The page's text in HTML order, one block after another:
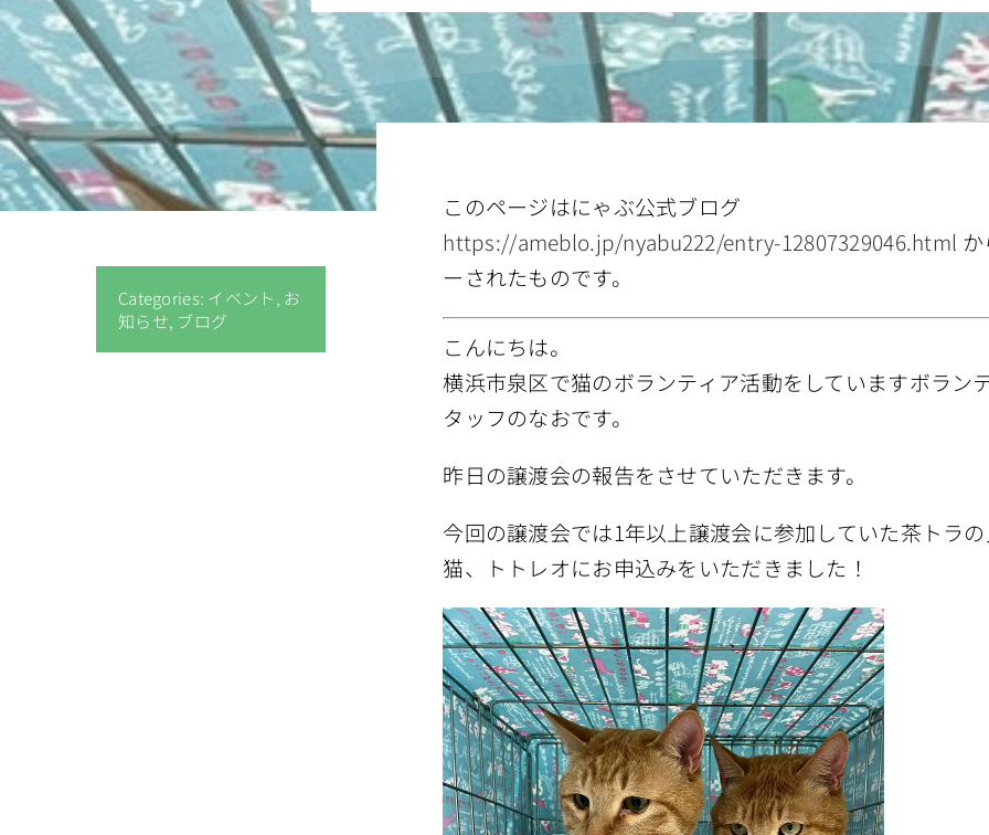
Categories: イベント, お
知らせ, ブログ
このページはにゃぶ公式ブログ
https://ameblo.jp/nyabu222/entry-12807329046.html
ーされたものです。
こんにちは。
横浜市泉区で猫のボランティア活動をしていますボラン
タッフのなおです。
昨日の譲渡会の報告をさせていただきます。
今回の譲渡会では1年以上譲渡会に参加していた茶トラ
猫、トトレオにお申込みをいただきました！